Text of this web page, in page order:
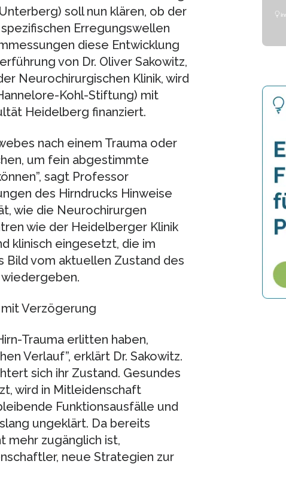
soll nun klären, ob der
Erregungswellen
diese Entwicklung
von Dr. Oliver Sakowitz,
Neurochirurgischen Klinik, wird
Kohl-Stiftung) mit
Heidelberg finanziert.
nach einem Trauma oder
um fein abgestimmte
sagt Professor
des Hirndrucks Hinweise
wie die Neurochirurgen
wie der Heidelberger Klinik
klinisch eingesetzt, die im
Bild vom aktuellen Zustand des
Verzögerung
Trauma erlitten haben,
Verlauf”, erklärt Dr. Sakowitz.
sich ihr Zustand. Gesundes
wird in Mitleidenschaft
Funktionsausfälle und
ungeklärt. Da bereits
mehr zugänglich ist,
neue Strategien zur